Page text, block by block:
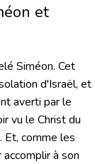
et
Siméon. Cet
d'Israël, et
averti par le
vu le Christ du
Et, comme les
à son